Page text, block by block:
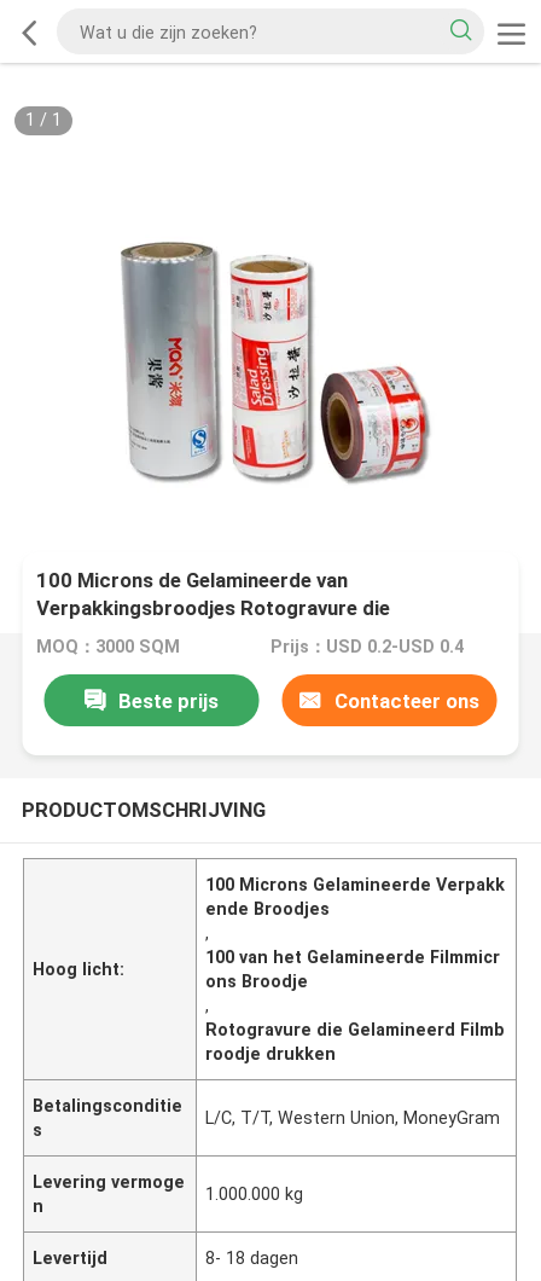
1 / 1
100 Microns de Gelamineerde van
Verpakkingsbroodjes Rotogravure die
Gelamineerd Filmbroodje drukken
MOQ：3000 SQM Prijs：USD 0.2-USD 0.4
Beste prijs Contacteer ons
PRODUCTOMSCHRIJVING
Hoog licht:
100 Microns Gelamineerde Verpakk
ende Broodjes
,
100 van het Gelamineerde Filmmicr
ons Broodje
,
Rotogravure die Gelamineerd Filmb
roodje drukken
Betalingsconditie
s
L/C, T/T, Western Union, MoneyGram
Levering vermoge
n
1.000.000 kg
Levertijd 8- 18 dagen